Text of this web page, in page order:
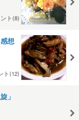
ト(8)
想
ト(12)
」